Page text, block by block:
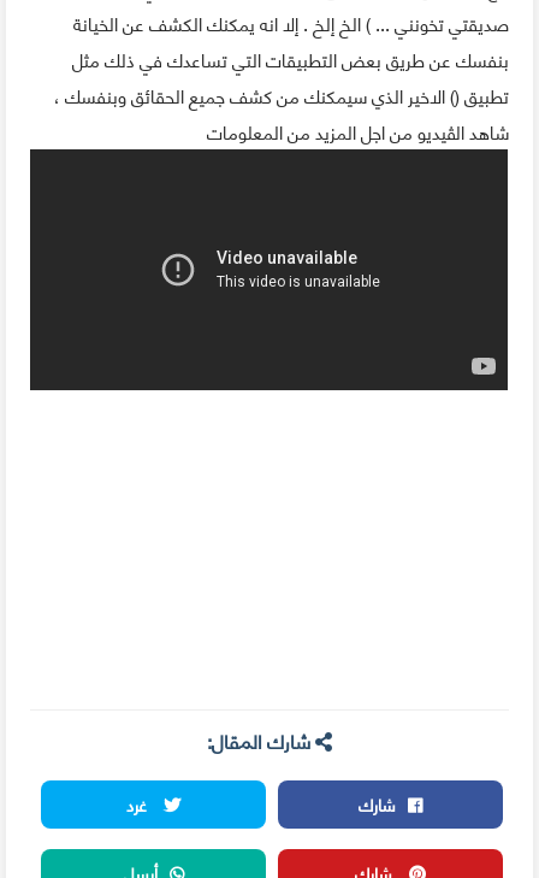
صديقتي تخونني ... ) الخ إلخ . إلا انه يمكنك الكشف عن الخيانة
بنفسك عن طريق بعض التطبيقات التي تساعدك في ذلك مثل
تطبيق () الاخير الذي سيمكنك من كشف جميع الحقائق وبنفسك ،
شاهد الڤيديو من اجل المزيد من المعلومات
شارك المقال:
شارك
غرد